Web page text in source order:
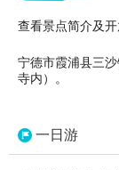
查看景点简介及
宁德市霞浦县三
寺内）。
一日游